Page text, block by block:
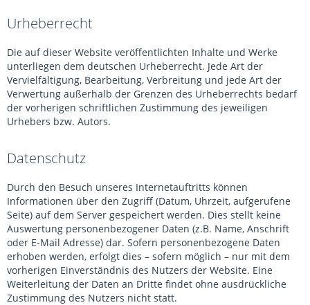
Urheberrecht
Die auf dieser Website veröffentlichten Inhalte und Werke
unterliegen dem deutschen Urheberrecht. Jede Art der
Vervielfältigung, Bearbeitung, Verbreitung und jede Art der
Verwertung außerhalb der Grenzen des Urheberrechts bedarf
der vorherigen schriftlichen Zustimmung des jeweiligen
Urhebers bzw. Autors.
Datenschutz
Durch den Besuch unseres Internetauftritts können
Informationen über den Zugriff (Datum, Uhrzeit, aufgerufene
Seite) auf dem Server gespeichert werden. Dies stellt keine
Auswertung personenbezogener Daten (z.B. Name, Anschrift
oder E-Mail Adresse) dar. Sofern personenbezogene Daten
erhoben werden, erfolgt dies – sofern möglich – nur mit dem
vorherigen Einverständnis des Nutzers der Website. Eine
Weiterleitung der Daten an Dritte findet ohne ausdrückliche
Zustimmung des Nutzers nicht statt.